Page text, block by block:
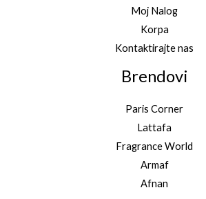
Moj Nalog
Korpa
Kontaktirajte nas
Brendovi
Paris Corner
Lattafa
Fragrance World
Armaf
Afnan